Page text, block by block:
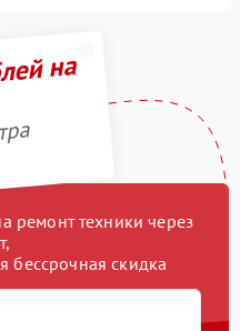
на
ремонт техники через
бессрочная скидка